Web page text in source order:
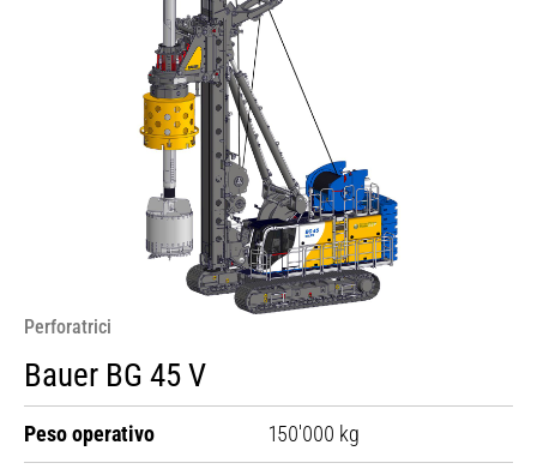
Perforatrici
Bauer BG 45 V
Peso operativo 150'000 kg